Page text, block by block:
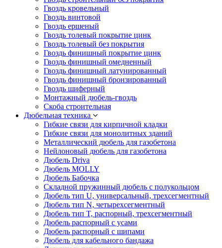
Гвоздь кровельный
Гвоздь винтовой
Гвоздь ершеный
Гвоздь толевый покрытие цинк
Гвоздь толевый без покрытия
Гвоздь финишный покрытие цинк
Гвоздь финишный омедненный
Гвоздь финишный латунированный
Гвоздь финишный бронзированный
Гвоздь шиферный
Монтажный дюбель-гвоздь
Скоба строительная
Дюбельная техника
Гибкие связи для кирпичной кладки
Гибкие связи для монолитных зданий
Металлический дюбель для газобетона
Нейлоновый дюбель для газобетона
Дюбель Driva
Дюбель MOLLY
Дюбель Бабочка
Складной пружинный дюбель с полукольцом
Дюбель тип U, универсальный, трехсегментный
Дюбель тип N, четырехсегментный
Дюбель тип T, распорный, трехсегментный
Дюбель распорный с усами
Дюбель распорный с шипами
Дюбель для кабельного бандажа